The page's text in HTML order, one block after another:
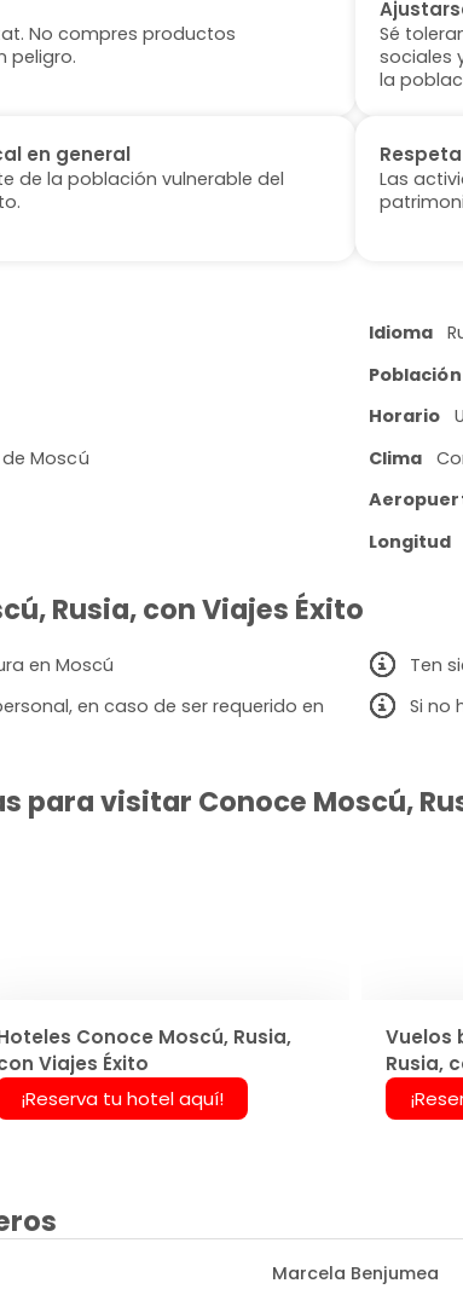
No compres productos
peligro.
Sé
sociales
la
en general
de la población vulnerable del
Las
Idioma
Población
Horario
Moscú Clima
Longitud
Rusia, con Viajes Éxito
en Moscú
Ten
en caso de ser requerido en
Si no
para visitar Conoce Moscú,
Conoce Moscú, Rusia,
Viajes Éxito
¡Reserva tu hotel aquí!
Vuelos
Rusia,
Marcela Benjumea